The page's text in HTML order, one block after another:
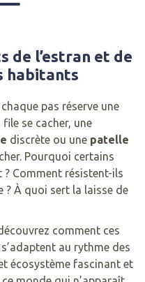
de l’estran et de
habitants
pas réserve une
file se cacher, une
discrète ou une patelle
Pourquoi certains
Comment résistent-ils
? À quoi sert la laisse de
comment ces
au rythme des
écosystème fascinant et